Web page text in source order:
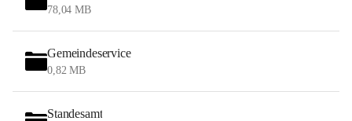
78,04 MB
Gemeindeservice
0,82 MB
Standesamt